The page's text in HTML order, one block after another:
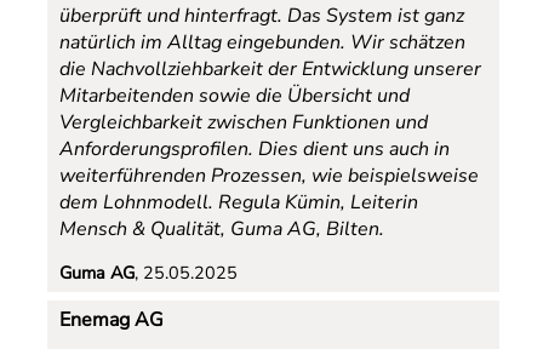
überprüft und hinterfragt. Das System ist ganz
natürlich im Alltag eingebunden. Wir schätzen
die Nachvollziehbarkeit der Entwicklung unserer
Mitarbeitenden sowie die Übersicht und
Vergleichbarkeit zwischen Funktionen und
Anforderungsprofilen. Dies dient uns auch in
weiterführenden Prozessen, wie beispielsweise
dem Lohnmodell.Regula Kümin, Leiterin
Mensch & Qualität, Guma AG, Bilten.
Guma AG, 25.05.2025
Enemag AG